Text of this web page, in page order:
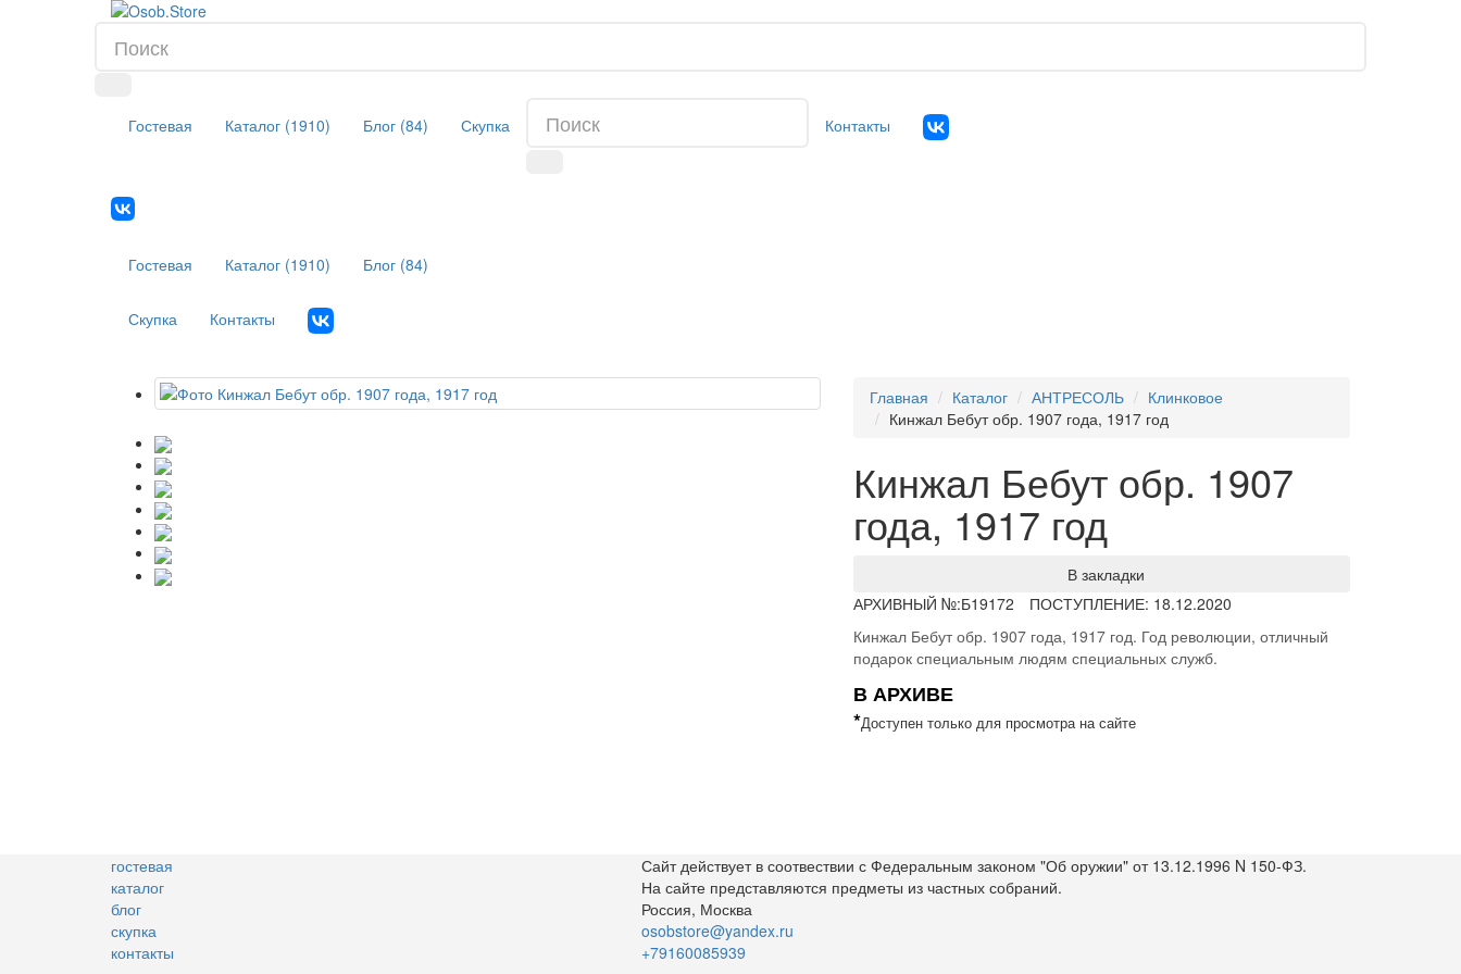
Гостевая Каталог (1910) Блог (84) Скупка Контакты
Гостевая Каталог (1910) Блог (84)
Скупка Контакты
Главная Каталог АНТРЕСОЛЬ
Клинковое
Кинжал Бебут обр. 1907 года, 1917 год
Кинжал Бебут обр. 1907
года, 1917 год
В закладки
АРХИВНЫЙ №:Б19172
ПОСТУПЛЕНИЕ: 18.12.2020
Кинжал Бебут обр. 1907 года, 1917 год. Год революции, отличный
подарок специальным людям специальных служб.
В АРХИВЕ
*Доступен только для просмотра на сайте
гостевая
каталог
блог
скупка
контакты
Сайт действует в соотвествии с Федеральным законом "Об оружии" от 13.12.1996 N 150-ФЗ.
На сайте представляются предметы из частных собраний.
Россия, Москва
osobstore@yandex.ru
+79160085939